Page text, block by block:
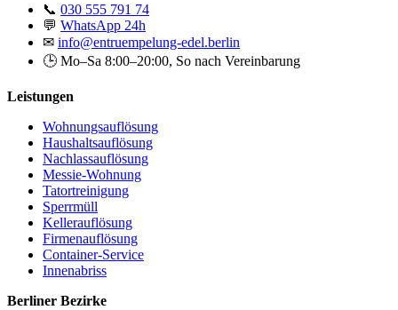
📞 030 555 791 74
💬 WhatsApp 24h
✉ info@entruempelung-edel.berlin
🕒 Mo–Sa 8:00–20:00, So nach Vereinbarung
Leistungen
Wohnungsauflösung
Haushaltsauflösung
Nachlassauflösung
Messie-Wohnung
Tatortreinigung
Sperrmüll
Kellerauflösung
Firmenauflösung
Container-Service
Innenabriss
Berliner Bezirke